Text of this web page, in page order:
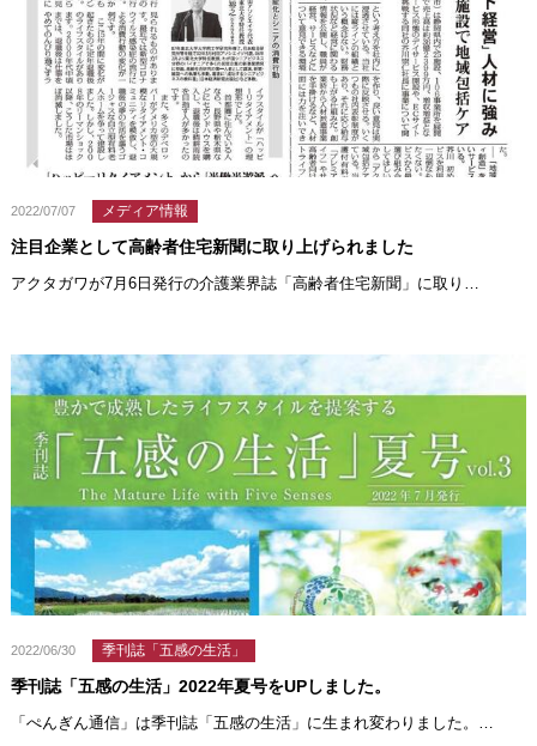
2022/07/07 メディア情報
注目企業として高齢者住宅新聞に取り上げられました
アクタガワが7月6日発行の介護業界誌「高齢者住宅新聞」に取り…
2022/06/30 季刊誌「五感の生活」
季刊誌「五感の生活」2022年夏号をUPしました。
「ぺんぎん通信」は季刊誌「五感の生活」に生まれ変わりました。…